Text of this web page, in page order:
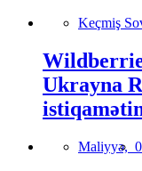
Keçmiş
Ukrayna
Maliyyə,